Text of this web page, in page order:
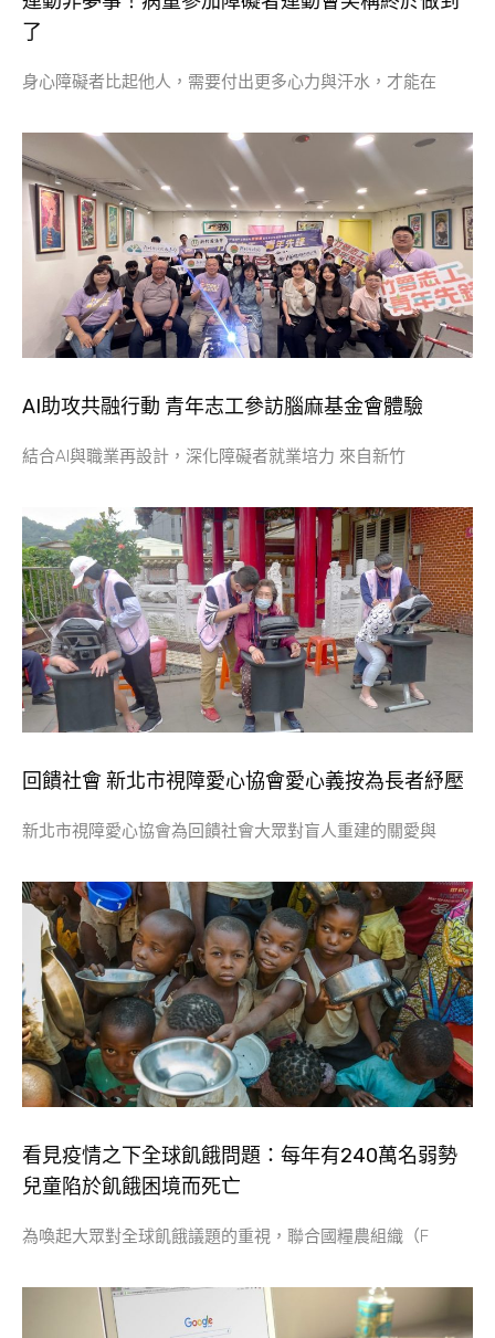
了
身心障礙者比起他人，需要付出更多心力與汗水，才能在
AI助攻共融行動 青年志工參訪腦麻基金會體驗
結合AI與職業再設計，深化障礙者就業培力 來自新竹
回饋社會 新北市視障愛心協會愛心義按為長者紓壓
新北市視障愛心協會為回饋社會大眾對盲人重建的關愛與
看見疫情之下全球飢餓問題：每年有240萬名弱勢
兒童陷於飢餓困境而死亡
為喚起大眾對全球飢餓議題的重視，聯合國糧農組織（F